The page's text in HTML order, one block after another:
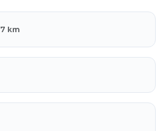
7 km